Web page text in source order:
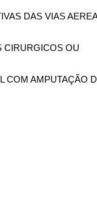
DAS VIAS
CIRURGICOS OU
COM AMPUTAÇÃO